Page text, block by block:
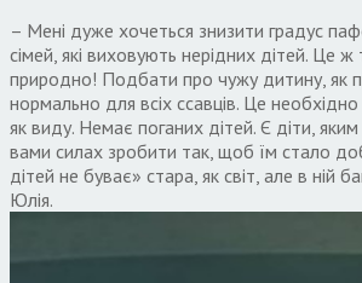
– Мені дуже хочеться знизити градус
сімей які виховують нерідних дітей. Це ж
природно! Подбати про чужу дитину як
нормально для всіх ссавців. Це
як виду. Немає поганих дітей. Є діти
вами силах зробити так щоб їм стало
дітей не буває» стара як світ але в ній
Юлія.